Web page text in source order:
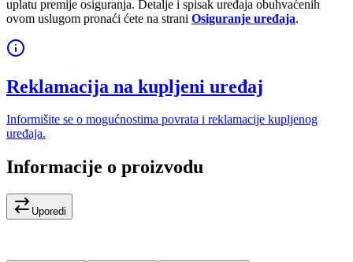
uplatu premije osiguranja. Detalje i spisak uređaja obuhvaćenih
ovom uslugom pronaći ćete na strani Osiguranje uređaja.
Reklamacija na kupljeni uređaj
Informišite se o mogućnostima povrata i reklamacije kupljenog
uređaja.
Informacije o proizvodu
Uporedi